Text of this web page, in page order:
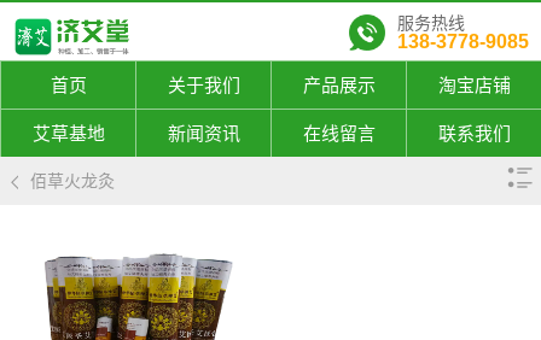
服务热线
138-3778-9085
首页 关于我们 产品展示 淘宝店铺
艾草基地 新闻资讯 在线留言 联系我们
佰草火龙灸